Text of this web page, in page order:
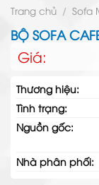
Trang chủ / Sofa
BỘ SOFA
Giá:
Thương hiệu:
Tình trạng:
Nguồn gốc:
Nhà phân phối: